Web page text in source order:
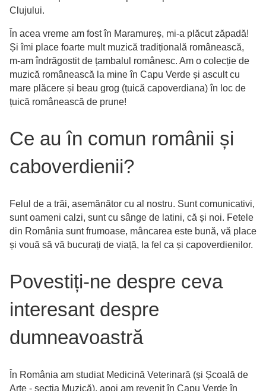
Clujului.
În acea vreme am fost în Maramureș, mi-a plăcut zăpadă!
Și îmi place foarte mult muzică tradițională românească,
m-am îndrăgostit de țambalul românesc. Am o colecție de
muzică românească la mine în Capu Verde și ascult cu
mare plăcere și beau grog (țuică capoverdiana) în loc de
țuică românească de prune!
Ce au în comun românii și
caboverdienii?
Felul de a trăi, asemănător cu al nostru. Sunt comunicativi,
sunt oameni calzi, sunt cu sânge de latini, că și noi. Fetele
din România sunt frumoase, mâncarea este bună, vă place
și vouă să vă bucurați de viață, la fel ca și capoverdienilor.
Povestiți-ne despre ceva
interesant despre
dumneavoastră
În România am studiat Medicină Veterinară (și Școală de
Arte - secția Muzică), apoi am revenit în Capu Verde în